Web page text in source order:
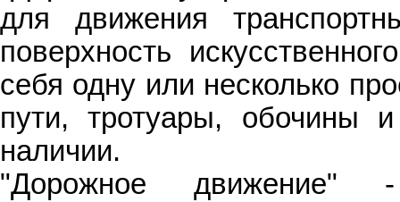
для движения
поверхность
себя одну или несколько
пути, тротуары, обочины
наличии.
"Дорожное движение" -